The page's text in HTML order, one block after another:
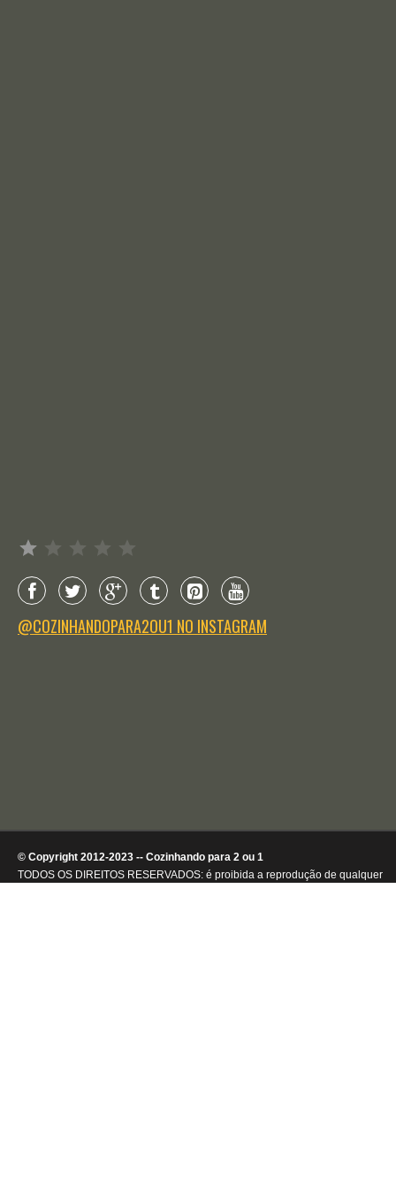
@COZINHANDOPARA2OU1 NO INSTAGRAM
© Copyright 2012-2023 -- Cozinhando para 2 ou 1
TODOS OS DIREITOS RESERVADOS: é proibida a reprodução de qualquer